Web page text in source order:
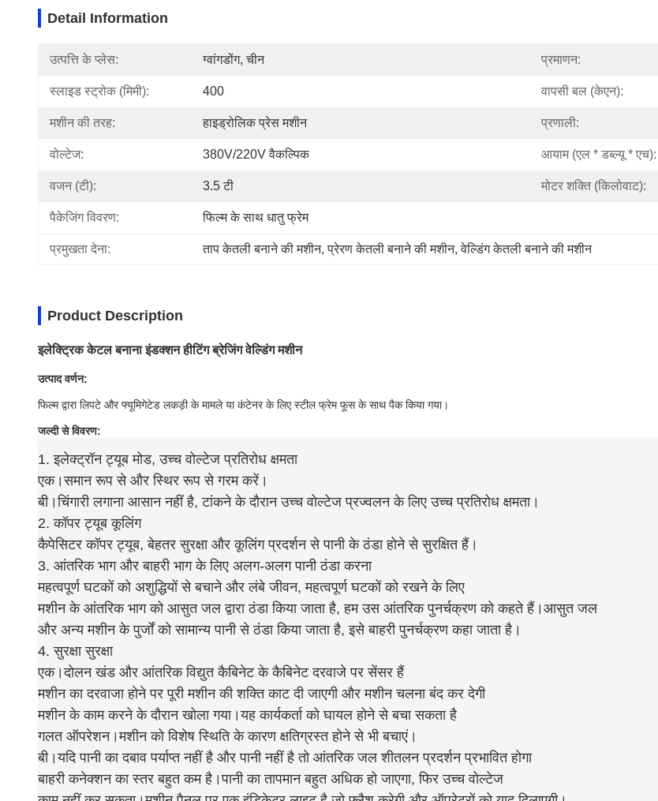
Detail Information
उत्पत्ति के प्लेस: ग्वांगडोंग, चीन प्रमाणन:
स्लाइड स्ट्रोक (मिमी): 400 वापसी बल (केएन):
मशीन की तरह: हाइड्रोलिक प्रेस मशीन प्रणाली:
वोल्टेज: 380V/220V वैकल्पिक आयाम (एल * डब्ल्यू * एच):
वजन (टी): 3.5 टी मोटर शक्ति (किलोवाट):
पैकेजिंग विवरण: फिल्म के साथ धातु फ्रेम
प्रमुखता देना: ताप केतली बनाने की मशीन, प्रेरण केतली बनाने की मशीन, वेल्डिंग केतली बनाने की मशीन
Product Description
इलेक्ट्रिक केटल बनाना इंडक्शन हीटिंग ब्रेजिंग वेल्डिंग मशीन
उत्पाद वर्णन:
फिल्म द्वारा लिपटे और फ्यूमिगेटेड लकड़ी के मामले या कंटेनर के लिए स्टील फ्रेम फूस के साथ पैक किया गया।
जल्दी से विवरण:
1. इलेक्ट्रॉन ट्यूब मोड, उच्च वोल्टेज प्रतिरोध क्षमता
एक।समान रूप से और स्थिर रूप से गरम करें।
बी।चिंगारी लगाना आसान नहीं है, टांकने के दौरान उच्च वोल्टेज प्रज्वलन के लिए उच्च प्रतिरोध क्षमता।
2. कॉपर ट्यूब कूलिंग
कैपेसिटर कॉपर ट्यूब, बेहतर सुरक्षा और कूलिंग प्रदर्शन से पानी के ठंडा होने से सुरक्षित हैं।
3. आंतरिक भाग और बाहरी भाग के लिए अलग-अलग पानी ठंडा करना
महत्वपूर्ण घटकों को अशुद्धियों से बचाने और लंबे जीवन, महत्वपूर्ण घटकों को रखने के लिए
मशीन के आंतरिक भाग को आसुत जल द्वारा ठंडा किया जाता है, हम उस आंतरिक पुनर्चक्रण को कहते हैं।आसुत जल
और अन्य मशीन के पुर्जों को सामान्य पानी से ठंडा किया जाता है, इसे बाहरी पुनर्चक्रण कहा जाता है।
4. सुरक्षा सुरक्षा
एक।दोलन खंड और आंतरिक विद्युत कैबिनेट के कैबिनेट दरवाजे पर सेंसर हैं
मशीन का दरवाजा होने पर पूरी मशीन की शक्ति काट दी जाएगी और मशीन चलना बंद कर देगी
मशीन के काम करने के दौरान खोला गया।यह कार्यकर्ता को घायल होने से बचा सकता है
गलत ऑपरेशन।मशीन को विशेष स्थिति के कारण क्षतिग्रस्त होने से भी बचाएं।
बी।यदि पानी का दबाव पर्याप्त नहीं है और पानी नहीं है तो आंतरिक जल शीतलन प्रदर्शन प्रभावित होगा
बाहरी कनेक्शन का स्तर बहुत कम है।पानी का तापमान बहुत अधिक हो जाएगा, फिर उच्च वोल्टेज